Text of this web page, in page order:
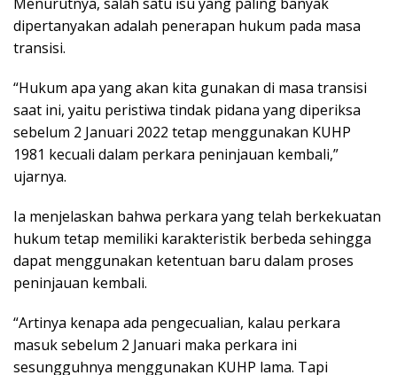
dipertanyakan adalah penerapan hukum pada masa
transisi.
“Hukum apa yang akan kita gunakan di masa transisi
saat ini, yaitu peristiwa tindak pidana yang diperiksa
sebelum 2 Januari 2022 tetap menggunakan KUHP
1981 kecuali dalam perkara peninjauan kembali,”
ujarnya.
Ia menjelaskan bahwa perkara yang telah berkekuatan
hukum tetap memiliki karakteristik berbeda sehingga
dapat menggunakan ketentuan baru dalam proses
peninjauan kembali.
“Artinya kenapa ada pengecualian, kalau perkara
masuk sebelum 2 Januari maka perkara ini
sesungguhnya menggunakan KUHP lama. Tapi